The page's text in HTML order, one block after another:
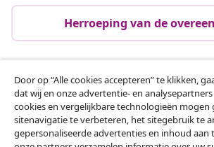
Herroeping van de
Klantenservice
Zakelijk
Door op “Alle cookies accepteren” te klikken,
dat wij en onze advertentie- en
cookies en vergelijkbare technologieën mogen
sitenavigatie te verbeteren, het sitegebruik te
gepersonaliseerde advertenties en inhoud aan